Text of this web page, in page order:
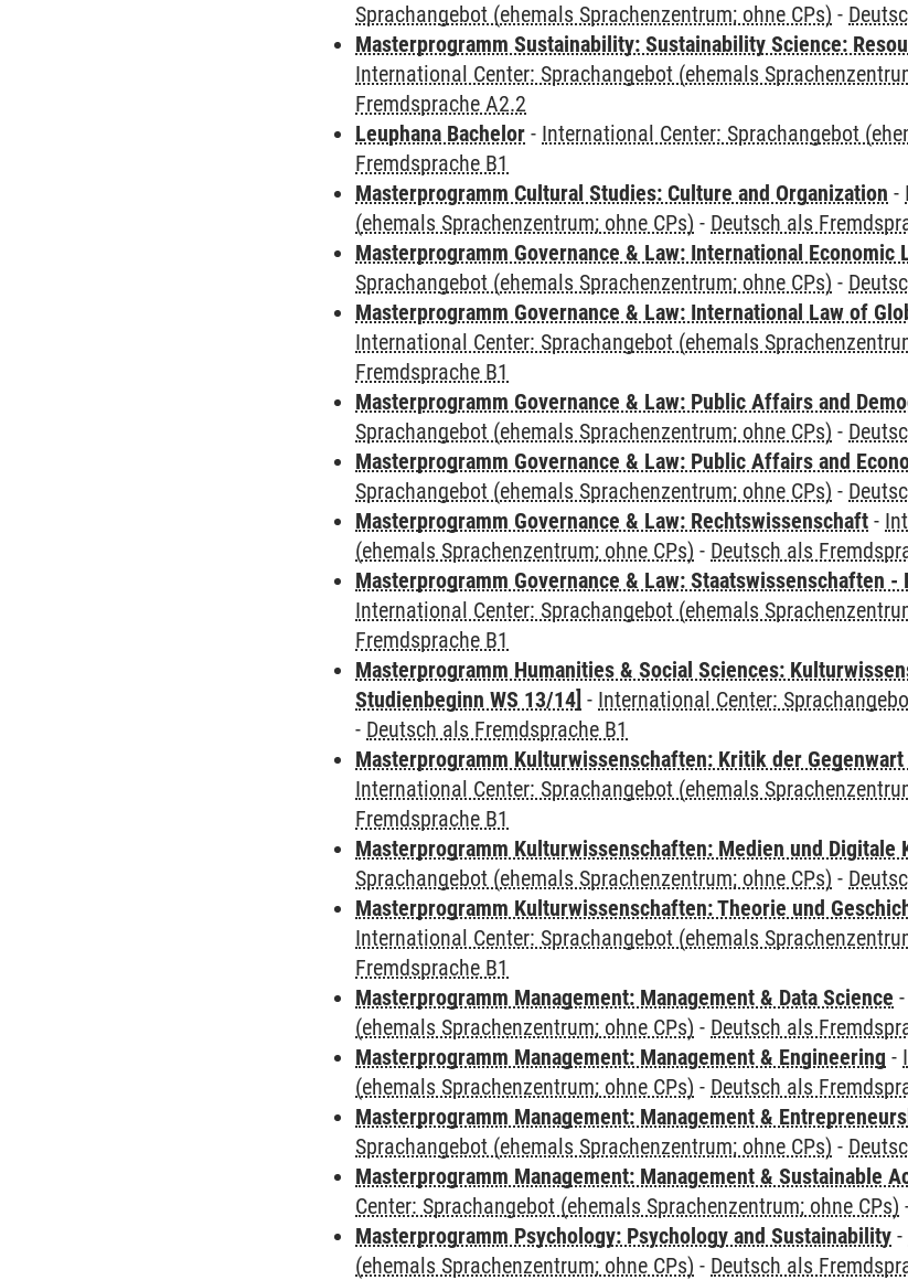
Sprachangebot (ehemals Sprachenzentrum; ohne CPs) -
Masterprogramm Sustainability: Sustainability Science:
International Center: Sprachangebot (ehemals
Fremdsprache A2.2
Leuphana Bachelor - International Center: Sprachangebot
Fremdsprache B1
Masterprogramm Cultural Studies: Culture and Organization -
(ehemals Sprachenzentrum; ohne CPs) - Deutsch als
Masterprogramm Governance & Law: International Economic
Sprachangebot (ehemals Sprachenzentrum; ohne CPs) -
Masterprogramm Governance & Law: International Law of
International Center: Sprachangebot (ehemals
Fremdsprache B1
Masterprogramm Governance & Law: Public Affairs and
Sprachangebot (ehemals Sprachenzentrum; ohne CPs) -
Masterprogramm Governance & Law: Public Affairs and
Sprachangebot (ehemals Sprachenzentrum; ohne CPs) -
Masterprogramm Governance & Law: Rechtswissenschaft -
(ehemals Sprachenzentrum; ohne CPs) - Deutsch als
Masterprogramm Governance & Law: Staatswissenschaften
International Center: Sprachangebot (ehemals
Fremdsprache B1
Masterprogramm Humanities & Social Sciences:
Studienbeginn WS 13/14] - International Center:
- Deutsch als Fremdsprache B1
Masterprogramm Kulturwissenschaften: Kritik der
International Center: Sprachangebot (ehemals
Fremdsprache B1
Masterprogramm Kulturwissenschaften: Medien und Digitale
Sprachangebot (ehemals Sprachenzentrum; ohne CPs) -
Masterprogramm Kulturwissenschaften: Theorie und
International Center: Sprachangebot (ehemals
Fremdsprache B1
Masterprogramm Management: Management & Data Science -
(ehemals Sprachenzentrum; ohne CPs) - Deutsch als
Masterprogramm Management: Management & Engineering -
(ehemals Sprachenzentrum; ohne CPs) - Deutsch als
Masterprogramm Management: Management &
Sprachangebot (ehemals Sprachenzentrum; ohne CPs) -
Masterprogramm Management: Management & Sustainable
Center: Sprachangebot (ehemals Sprachenzentrum; ohne CPs)
Masterprogramm Psychology: Psychology and Sustainability -
(ehemals Sprachenzentrum; ohne CPs) - Deutsch als